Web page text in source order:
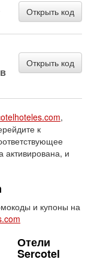
Открыть код
Открыть код
,
к
активирована, и
и купоны на
Отели
Sercotel